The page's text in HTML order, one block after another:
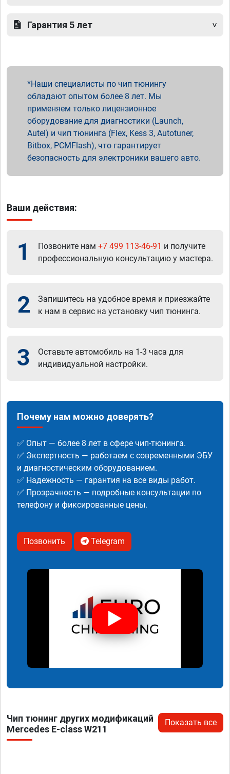
Гарантия 5 лет
Наши специалисты по чип тюнингу
обладают опытом более 8 лет. Мы
применяем только лицензионное
оборудование для диагностики (Launch,
Autel) и чип тюнинга (Flex, Kess 3, Autotuner,
Bitbox, PCMFlash), что гарантирует
безопасность для электроники вашего авто.
Ваши действия:
1 Позвоните нам +7 499 113-46-91 и получите
профессиональную консультацию у мастера.
2
Запишитесь на удобное время и приезжайте
к нам в сервис на установку чип тюнинга.
3
Оставьте автомобиль на 1-3 часа для
индивидуальной настройки.
Почему нам можно доверять?
✅ Опыт — более 8 лет в сфере чип-тюнинга.
✅ Экспертность — работаем с современными ЭБУ
и диагностическим оборудованием.
✅ Надежность — гарантия на все виды работ.
✅ Прозрачность — подробные консультации по
телефону и фиксированные цены.
Позвонить Telegram
Чип тюнинг других модификаций
Mercedes E-class W211
Показать все